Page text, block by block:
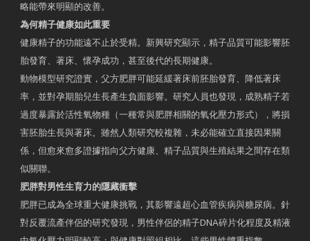
略能帶來明顯的改善。
為何精子健康如此重要
健康精子的功能遠不止於受精。新興研究顯示，精子品質可能影響胚
胎發育、著床、懷孕成功，甚至後代的長期健康。
動物模型研究證實，父方肥胖可能延緩著床前胚胎發育、降低著床
率，並對孕期胎兒生長產生負面影響。研究人員也發現，成熟精子若
過度暴露於活性氧物種（一種常與肥胖相關的氧化壓力形式），將損
害胚胎生長與著床。雖然人類研究較複雜，未必能確立直接因果關
係，但愈來愈多證據指向父方健康、精子品質與生殖結果之間存在類
似關聯。
肥胖對男性生育力的隱藏衝擊
肥胖已成為全球重大健康挑戰，其影響遠超心血管疾病與糖尿病。針
對反覆流產伴侶的研究發現，男性伴侶的精子DNA碎片化程度及精液